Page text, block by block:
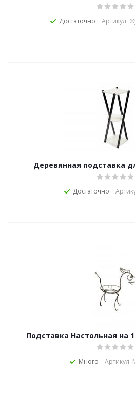
Достаточно Артикул:
Деревянная подставка
Достаточно
Подставка Настольная на
Много Артикул: